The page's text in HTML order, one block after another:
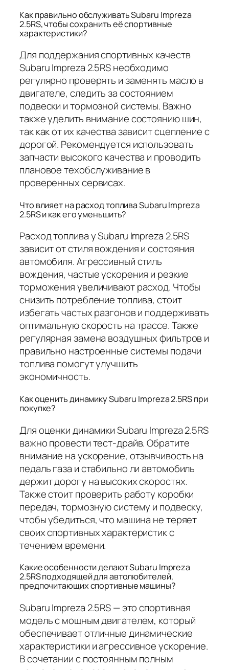
Как правильно обслуживать Subaru Impreza
2.5RS, чтобы сохранить её спортивные
характеристики?
Для поддержания спортивных качеств
Subaru Impreza 2.5RS необходимо
регулярно проверять и заменять масло в
двигателе, следить за состоянием
подвески и тормозной системы. Важно
также уделить внимание состоянию шин,
так как от их качества зависит сцепление с
дорогой. Рекомендуется использовать
запчасти высокого качества и проводить
плановое техобслуживание в
проверенных сервисах.
Что влияет на расход топлива Subaru Impreza
2.5RS и как его уменьшить?
Расход топлива у Subaru Impreza 2.5RS
зависит от стиля вождения и состояния
автомобиля. Агрессивный стиль
вождения, частые ускорения и резкие
торможения увеличивают расход. Чтобы
снизить потребление топлива, стоит
избегать частых разгонов и поддерживать
оптимальную скорость на трассе. Также
регулярная замена воздушных фильтров и
правильно настроенные системы подачи
топлива помогут улучшить
экономичность.
Как оценить динамику Subaru Impreza 2.5RS при
покупке?
Для оценки динамики Subaru Impreza 2.5RS
важно провести тест-драйв. Обратите
внимание на ускорение, отзывчивость на
педаль газа и стабильно ли автомобиль
держит дорогу на высоких скоростях.
Также стоит проверить работу коробки
передач, тормозную систему и подвеску,
чтобы убедиться, что машина не теряет
своих спортивных характеристик с
течением времени.
Какие особенности делают Subaru Impreza
2.5RS подходящей для автолюбителей,
предпочитающих спортивные машины?
Subaru Impreza 2.5RS — это спортивная
модель с мощным двигателем, который
обеспечивает отличные динамические
характеристики и агрессивное ускорение.
В сочетании с постоянным полным